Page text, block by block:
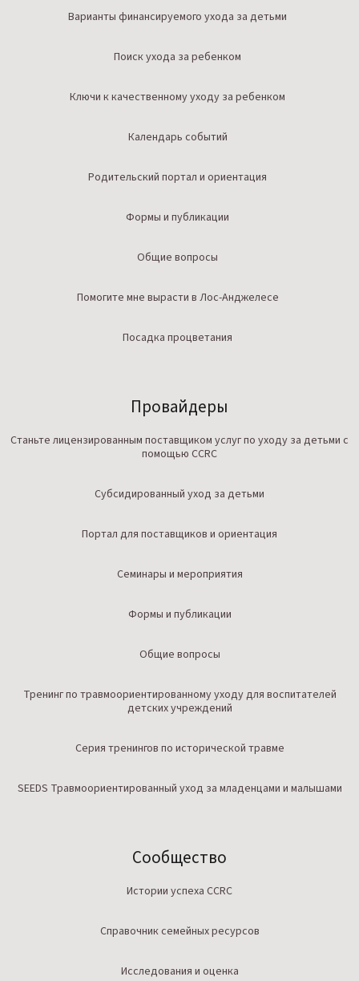
Варианты финансируемого ухода за детьми
Поиск ухода за ребенком
Ключи к качественному уходу за ребенком
Календарь событий
Родительский портал и ориентация
Формы и публикации
Общие вопросы
Помогите мне вырасти в Лос-Анджелесе
Посадка процветания
Провайдеры
Станьте лицензированным поставщиком услуг по уходу за детьми с
помощью CCRC
Субсидированный уход за детьми
Портал для поставщиков и ориентация
Семинары и мероприятия
Формы и публикации
Общие вопросы
Тренинг по травмоориентированному уходу для воспитателей
детских учреждений
Серия тренингов по исторической травме
SEEDS Травмоориентированный уход за младенцами и малышами
Сообщество
Истории успеха CCRC
Справочник семейных ресурсов
Исследования и оценка